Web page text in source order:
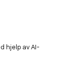
hjelp av AI-